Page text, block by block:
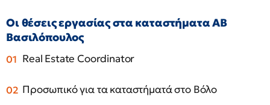
Οι θέσεις εργασίας στα καταστήματα ΑΒ
Βασιλόπουλος
Real Estate Coordinator
Προσωπικό για τα καταστήματά στο Βόλο